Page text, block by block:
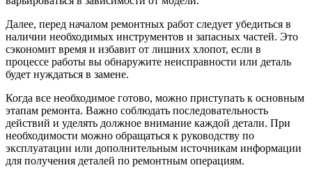
Далее, перед началом ремонтных работ следует убедиться в
наличии необходимых инструментов и запасных частей. Это
сэкономит время и избавит от лишних хлопот, если в
процессе работы вы обнаружите неисправности или деталь
будет нуждаться в замене.
Когда все необходимое готово, можно приступать к основным
этапам ремонта. Важно соблюдать последовательность
действий и уделять должное внимание каждой детали. При
необходимости можно обращаться к руководству по
эксплуатации или дополнительным источникам информации
для получения деталей по ремонтным операциям.